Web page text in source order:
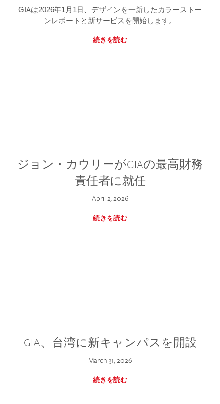
GIAは2026年1月1日、デザインを一新したカラーストー
ンレポートと新サービスを開始します。
続きを読む
ジョン・カウリーがGIAの最高財務
責任者に就任
April 2, 2026
続きを読む
GIA、台湾に新キャンパスを開設
March 31, 2026
続きを読む